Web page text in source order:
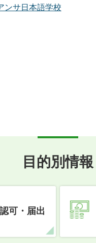
ンサ日本語学校
目的別情報
可・届出